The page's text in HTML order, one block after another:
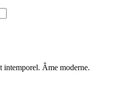
intemporel. Âme moderne.